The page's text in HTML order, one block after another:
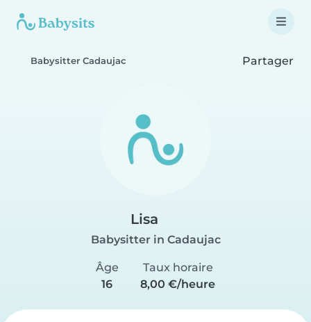
Babysitter Cadaujac Partager
Lisa
Babysitter in Cadaujac
Âge
16
Taux horaire
8,00 €/heure